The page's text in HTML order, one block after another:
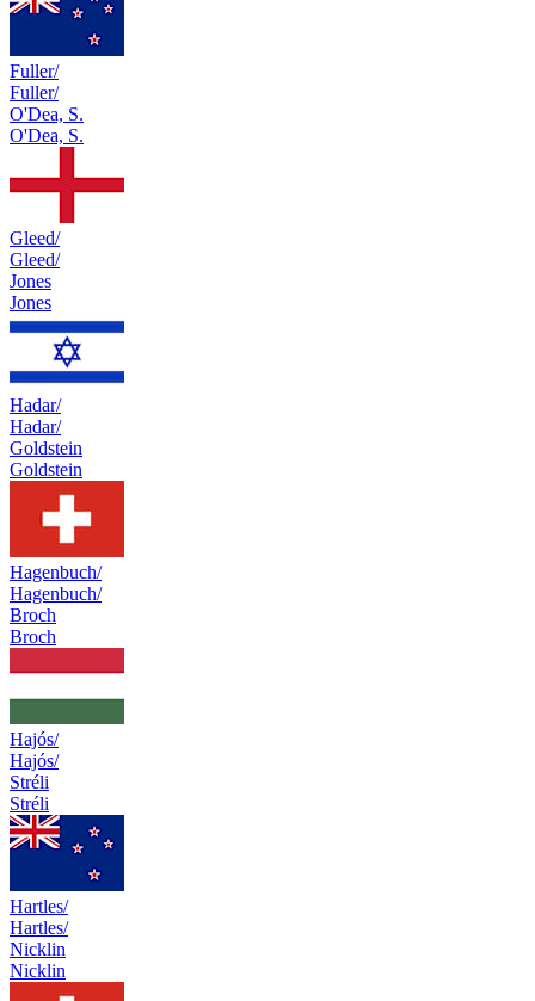
Fuller/
Fuller/
O'Dea, S.
O'Dea, S.
Gleed/
Gleed/
Jones
Jones
Hadar/
Hadar/
Goldstein
Goldstein
Hagenbuch/
Hagenbuch/
Broch
Broch
Hajós/
Hajós/
Stréli
Stréli
Hartles/
Hartles/
Nicklin
Nicklin